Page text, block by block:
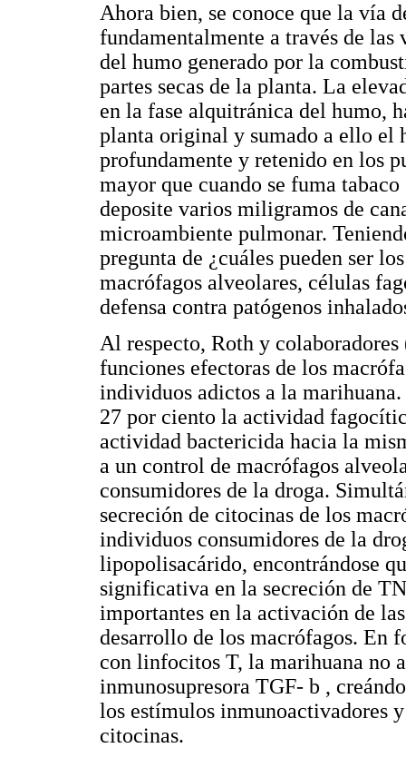
Ahora bien, se conoce que la vía
fundamentalmente a través de
del humo generado por la
partes secas de la planta. La
en la fase alquitránica del humo,
planta original y sumado a ello el
profundamente y retenido en los
mayor que cuando se fuma
deposite varios miligramos de
microambiente pulmonar.
pregunta de ¿cuáles pueden ser
macrófagos alveolares, células
defensa contra patógenos
Al respecto, Roth y
funciones efectoras de los
individuos adictos a la
27 por ciento la actividad
actividad bactericida hacia la
a un control de macrófagos
consumidores de la droga.
secreción de citocinas de los
individuos consumidores de la
lipopolisa­cárido, encontrándose
significativa en la secreción de
importantes en la activación de
desarrollo de los macrófagos. En
con linfocitos T, la marihuana no
inmunosupre­sora TGF- b ,
los estímulos inmunoactivadores
citocinas.